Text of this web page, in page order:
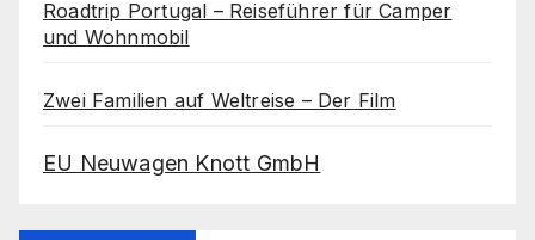
Roadtrip Portugal – Reiseführer für Camper
und Wohnmobil
Zwei Familien auf Weltreise – Der Film
EU Neuwagen Knott GmbH